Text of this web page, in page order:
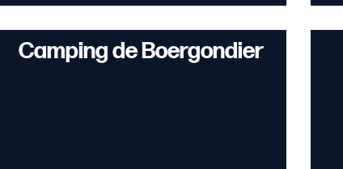
Camping de Boergondier